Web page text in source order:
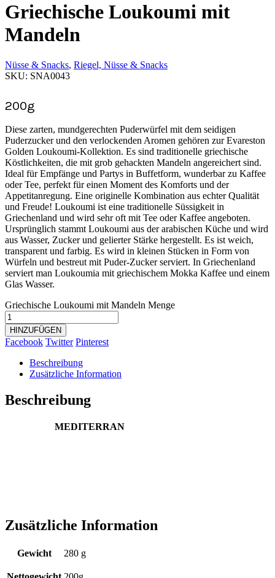
Griechische Loukoumi mit
Mandeln
Nüsse & Snacks, Riegel, Nüsse & Snacks
SKU: SNA0043
200g
Diese zarten, mundgerechten Puderwürfel mit dem seidigen
Puderzucker und den verlockenden Aromen gehören zur Evareston
Golden Loukoumi-Kollektion. Es sind traditionelle griechische
Köstlichkeiten, die mit grob gehackten Mandeln angereichert sind.
Ideal für Empfänge und Partys in Buffetform, wunderbar zu Kaffee
oder Tee, perfekt für einen Moment des Komforts und der
Appetitanregung. Eine originelle Kombination aus echter Qualität
und Freude! Loukoumi ist eine traditionelle Süssigkeit in
Griechenland und wird sehr oft mit Tee oder Kaffee angeboten.
Ursprünglich stammt Loukoumi aus der arabischen Küche und wird
aus Wasser, Zucker und gelierter Stärke hergestellt. Es ist weich,
transparent und farbig. Es wird in kleinen Stücken in Form von
Würfeln und bestreut mit Puder-Zucker serviert. In Griechenland
serviert man Loukoumia mit griechischem Mokka Kaffee und einem
Glas Wasser.
Griechische Loukoumi mit Mandeln Menge
HINZUFÜGEN
Facebook Twitter Pinterest
Beschreibung
Zusätzliche Information
Beschreibung
MEDITERRAN
Zusätzliche Information
Gewicht 280 g